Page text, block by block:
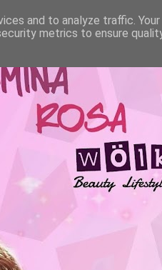
and to analyze traffic.
metrics to ensure